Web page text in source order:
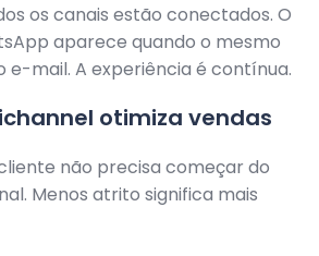
os canais estão conectados. O
aparece quando o mesmo
mail. A experiência é contínua.
otimiza vendas
não precisa começar do
Menos atrito significa mais